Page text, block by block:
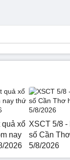
quả xổ
nay
2026
XSCT 5/8 -
số Cần
5/8/2026